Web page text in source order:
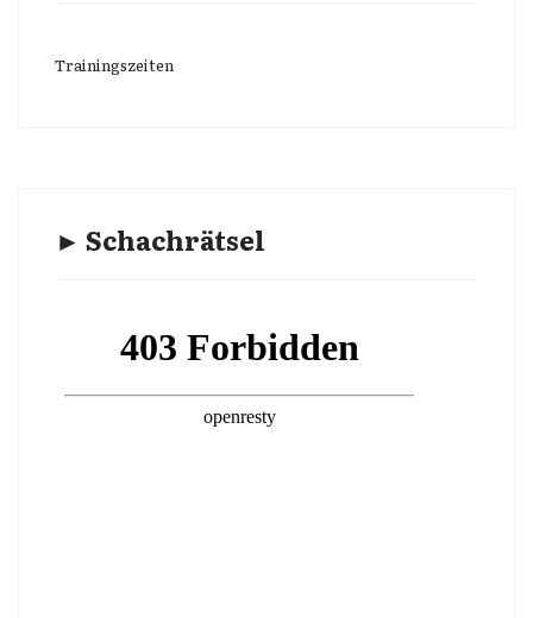
Trainingszeiten
► Schachrätsel